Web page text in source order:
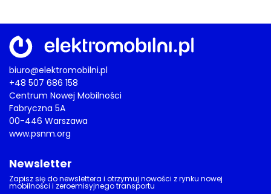
biuro@elektromobilni.pl
+48 507 686 158
Centrum Nowej Mobilności
Fabryczna 5A
00-446 Warszawa
www.psnm.org
Newsletter
Zapisz się do newslettera i otrzymuj nowości z rynku nowej
mobilności i zeroemisyjnego transportu